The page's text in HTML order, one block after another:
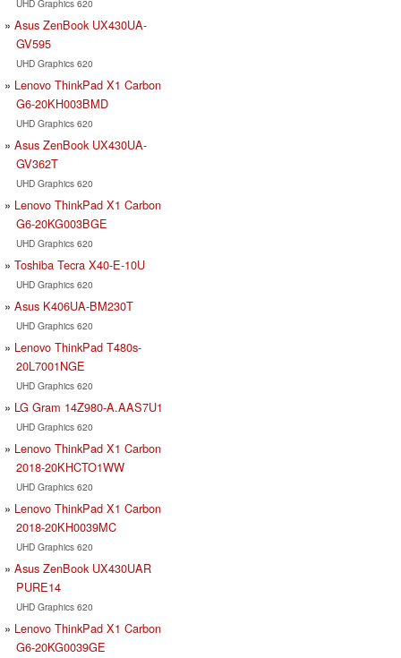
UHD Graphics 620
Asus ZenBook UX430UA-
GV595
UHD Graphics 620
Lenovo ThinkPad X1 Carbon
G6-20KH003BMD
UHD Graphics 620
Asus ZenBook UX430UA-
GV362T
UHD Graphics 620
Lenovo ThinkPad X1 Carbon
G6-20KG003BGE
UHD Graphics 620
Toshiba Tecra X40-E-10U
UHD Graphics 620
Asus K406UA-BM230T
UHD Graphics 620
Lenovo ThinkPad T480s-
20L7001NGE
UHD Graphics 620
LG Gram 14Z980-A.AAS7U1
UHD Graphics 620
Lenovo ThinkPad X1 Carbon
2018-20KHCTO1WW
UHD Graphics 620
Lenovo ThinkPad X1 Carbon
2018-20KH0039MC
UHD Graphics 620
Asus ZenBook UX430UAR
PURE14
UHD Graphics 620
Lenovo ThinkPad X1 Carbon
G6-20KG0039GE